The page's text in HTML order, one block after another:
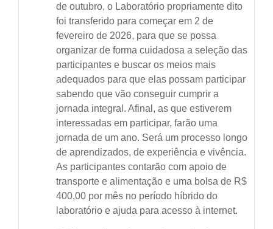
de outubro, o Laboratório propriamente dito
foi transferido para começar em 2 de
fevereiro de 2026, para que se possa
organizar de forma cuidadosa a seleção das
participantes e buscar os meios mais
adequados para que elas possam participar
sabendo que vão conseguir cumprir a
jornada integral. Afinal, as que estiverem
interessadas em participar, farão uma
jornada de um ano. Será um processo longo
de aprendizados, de experiência e vivência.
As participantes contarão com apoio de
transporte e alimentação e uma bolsa de R$
400,00 por mês no período híbrido do
laboratório e ajuda para acesso à internet.